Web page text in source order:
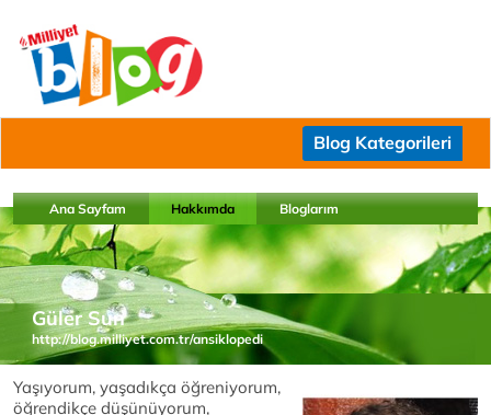
Blog Kategorileri
Ana Sayfam Hakkımda Bloglarım
Güler Sun
http://blog.milliyet.com.tr/ansiklopedi
Yaşıyorum, yaşadıkça öğreniyorum,
öğrendikçe düşünüyorum,